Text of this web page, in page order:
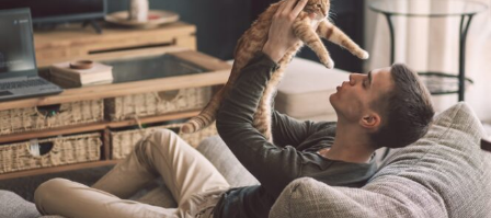
KEYWORD
キーワード
カルチャー ライフスタイル 学び